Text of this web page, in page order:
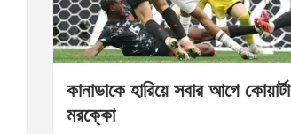
কানাডাকে হারিয়ে সবার আগে
মরক্কো